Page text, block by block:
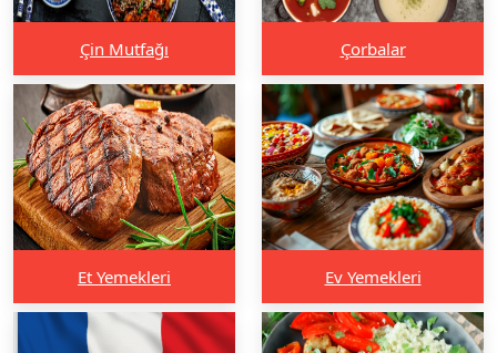
Çin Mutfağı Çorbalar
Et Yemekleri Ev Yemekleri